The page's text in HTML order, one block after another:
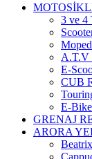
3 ve 4
A.T.V
E-
CUB
E-
GRENAJ
ARORA